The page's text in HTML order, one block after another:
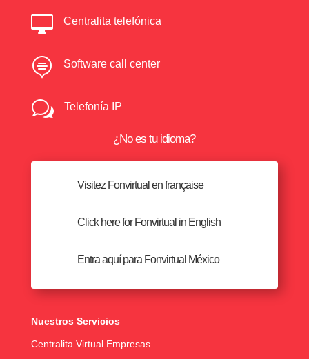
 Centralita telefónica
 Software call center
w Telefonía IP
¿No es tu idioma?
Visitez Fonvirtual en française
Click here for Fonvirtual in English
Entra aquí para Fonvirtual México
Nuestros Servicios
Centralita Virtual Empresas